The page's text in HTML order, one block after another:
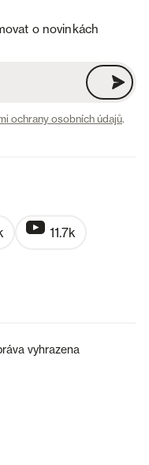
o novinkách
ochrany osobních údajů.
11.7k
vyhrazena